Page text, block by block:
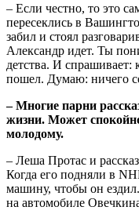
– Если честно, то это
пересеклись в
забил и стоял
Александр идет. Ты
детства. И спрашивает:
пошел. Думаю: ничего
– Многие парни
жизни. Может
молодому.
– Леша Протас и
Когда его подняли в
машину, чтобы он
на автомобиле